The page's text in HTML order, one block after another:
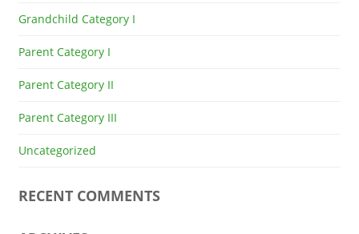
Grandchild Category I
Parent Category I
Parent Category II
Parent Category III
Uncategorized
RECENT COMMENTS